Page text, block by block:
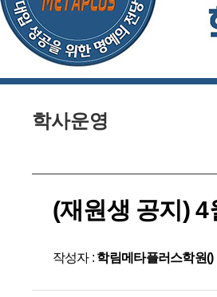
학사운영
(재원생 공지)
작성자 : 학림메타플러스학원()